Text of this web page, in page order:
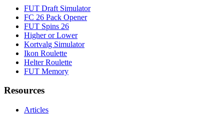
FUT Draft Simulator
FC 26 Pack Opener
FUT Spins 26
Higher or Lower
Kortvalg Simulator
Ikon Roulette
Helter Roulette
FUT Memory
Resources
Articles